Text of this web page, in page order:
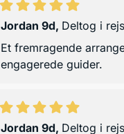
Jordan 9d, Deltog i
Et fremragende
engagerede guider.
Jordan 9d, Deltog i